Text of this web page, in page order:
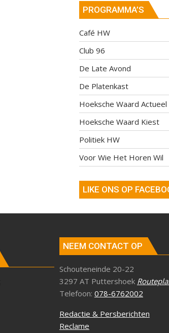
PROGRAMMA’S
Café HW
Club 96
De Late Avond
De Platenkast
Hoeksche Waard Actueel
Hoeksche Waard Kiest
Politiek HW
Voor Wie Het Horen Wil
LIKE ONS OP
NEEM CONTACT OP
Schouteneinde 20-22
3297 AT Puttershoek
Telefoon: 078-6762002
Redactie & Persberichten
Reclame